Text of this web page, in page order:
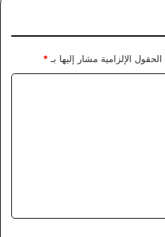
الحقول الإلزامية مشار إليها بـ *